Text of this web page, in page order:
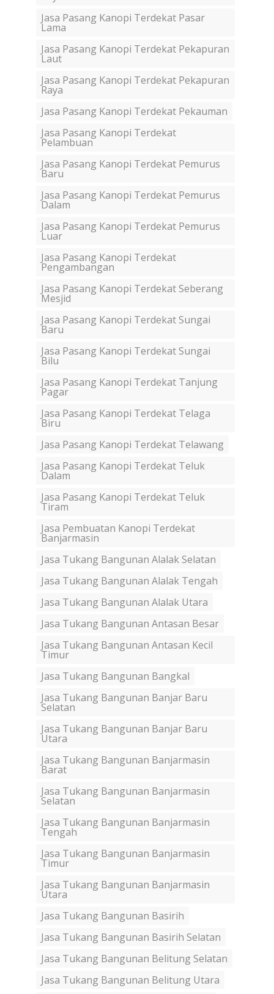
Jasa Pasang Kanopi Terdekat Pasar
Lama
Jasa Pasang Kanopi Terdekat Pekapuran
Laut
Jasa Pasang Kanopi Terdekat Pekapuran
Raya
Jasa Pasang Kanopi Terdekat Pekauman
Jasa Pasang Kanopi Terdekat
Pelambuan
Jasa Pasang Kanopi Terdekat Pemurus
Baru
Jasa Pasang Kanopi Terdekat Pemurus
Dalam
Jasa Pasang Kanopi Terdekat Pemurus
Luar
Jasa Pasang Kanopi Terdekat
Pengambangan
Jasa Pasang Kanopi Terdekat Seberang
Mesjid
Jasa Pasang Kanopi Terdekat Sungai
Baru
Jasa Pasang Kanopi Terdekat Sungai
Bilu
Jasa Pasang Kanopi Terdekat Tanjung
Pagar
Jasa Pasang Kanopi Terdekat Telaga
Biru
Jasa Pasang Kanopi Terdekat Telawang
Jasa Pasang Kanopi Terdekat Teluk
Dalam
Jasa Pasang Kanopi Terdekat Teluk
Tiram
Jasa Pembuatan Kanopi Terdekat
Banjarmasin
Jasa Tukang Bangunan Alalak Selatan
Jasa Tukang Bangunan Alalak Tengah
Jasa Tukang Bangunan Alalak Utara
Jasa Tukang Bangunan Antasan Besar
Jasa Tukang Bangunan Antasan Kecil
Timur
Jasa Tukang Bangunan Bangkal
Jasa Tukang Bangunan Banjar Baru
Selatan
Jasa Tukang Bangunan Banjar Baru
Utara
Jasa Tukang Bangunan Banjarmasin
Barat
Jasa Tukang Bangunan Banjarmasin
Selatan
Jasa Tukang Bangunan Banjarmasin
Tengah
Jasa Tukang Bangunan Banjarmasin
Timur
Jasa Tukang Bangunan Banjarmasin
Utara
Jasa Tukang Bangunan Basirih
Jasa Tukang Bangunan Basirih Selatan
Jasa Tukang Bangunan Belitung Selatan
Jasa Tukang Bangunan Belitung Utara